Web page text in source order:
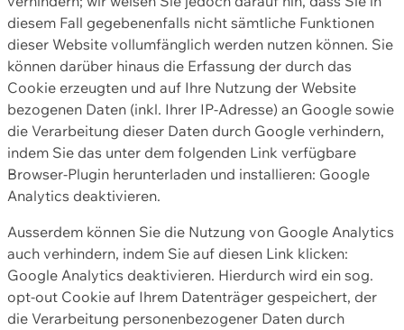
diesem Fall gegebenenfalls nicht sämtliche Funktionen
dieser Website vollumfänglich werden nutzen können. Sie
können darüber hinaus die Erfassung der durch das
Cookie erzeugten und auf Ihre Nutzung der Website
bezogenen Daten (inkl. Ihrer IP-Adresse) an Google sowie
die Verarbeitung dieser Daten durch Google verhindern,
indem Sie das unter dem folgenden Link verfügbare
Browser-Plugin herunterladen und installieren: Google
Analytics deaktivieren.
Ausserdem können Sie die Nutzung von Google Analytics
auch verhindern, indem Sie auf diesen Link klicken:
Google Analytics deaktivieren. Hierdurch wird ein sog.
opt-out Cookie auf Ihrem Datenträger gespeichert, der
die Verarbeitung personenbezogener Daten durch